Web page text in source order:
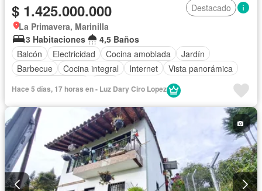
$ 1.425.000.000
Destacado
La Primavera, Marinilla
3 Habitaciones
4,5 Baños
Balcón
Electricidad Cocina amoblada
Jardín
Barbecue
Cocina integral Internet
Vista panorámica
Hace 5 días, 17 horas en - Luz Dary Ciro Lopez